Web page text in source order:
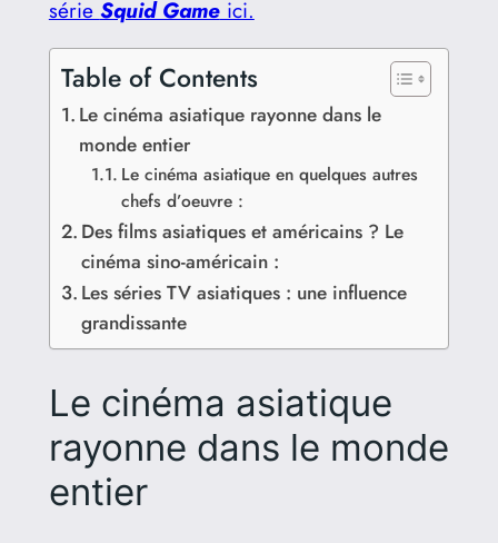
série Squid Gameici.
Table of Contents
Le cinéma asiatique rayonne dans le
monde entier
Le cinéma asiatique en quelques autres
chefs d’oeuvre :
Des films asiatiques et américains ? Le
cinéma sino-américain :
Les séries TV asiatiques : une influence
grandissante
Le cinéma asiatique
rayonne dans le monde
entier